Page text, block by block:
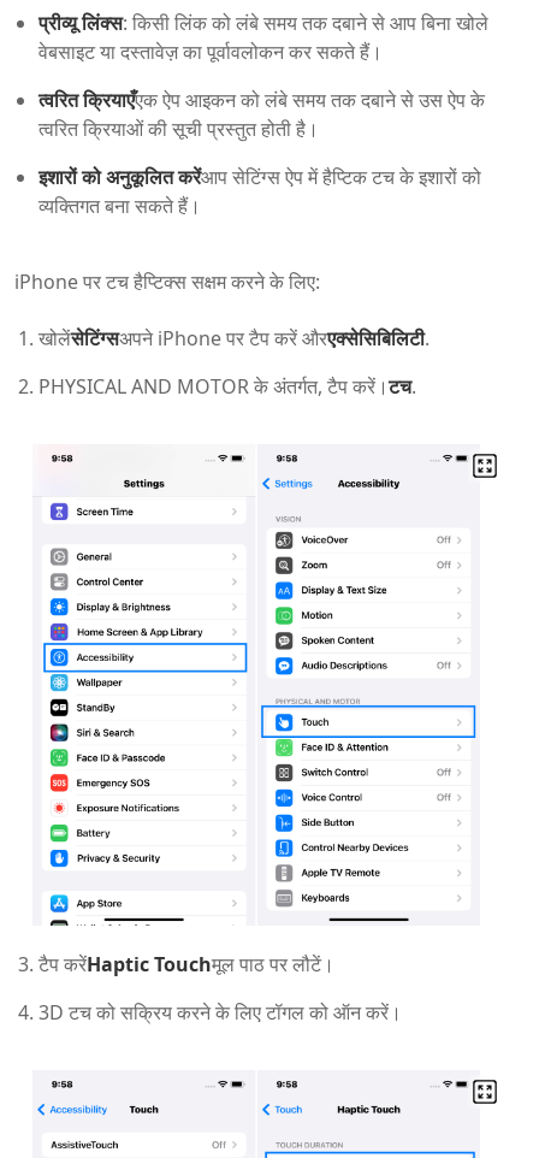
प्रीव्यू लिंक्स: किसी लिंक को लंबे समय तक दबाने से आप बिना खोले
वेबसाइट या दस्तावेज़ का पूर्वावलोकन कर सकते हैं।
त्वरित क्रियाएँएक ऐप आइकन को लंबे समय तक दबाने से उस ऐप के
त्वरित क्रियाओं की सूची प्रस्तुत होती है।
इशारों को अनुकूलित करेंआप सेटिंग्स ऐप में हैप्टिक टच के इशारों को
व्यक्तिगत बना सकते हैं।
iPhone पर टच हैप्टिक्स सक्षम करने के लिए:
खोलेंसेटिंग्सअपने iPhone पर टैप करें औरएक्सेसिबिलिटी.
PHYSICAL AND MOTOR के अंतर्गत, टैप करें।टच.
टैप करेंHaptic Touchमूल पाठ पर लौटें।
3D टच को सक्रिय करने के लिए टॉगल को ऑन करें।